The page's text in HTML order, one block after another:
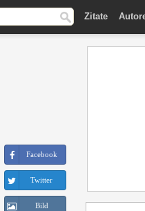
Zitate
Facebook
Twitter
Bild